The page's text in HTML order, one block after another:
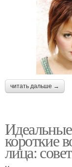
читать дальше →
короткие
лица: